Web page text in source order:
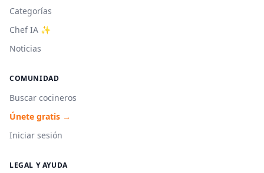
Categorías
Chef IA ✨
Noticias
COMUNIDAD
Buscar cocineros
Únete gratis →
Iniciar sesión
LEGAL Y AYUDA